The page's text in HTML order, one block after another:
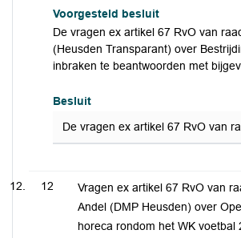
Voorgesteld besluit
De vragen ex artikel 67 RvO van
(Heusden Transparant) over
inbraken te beantwoorden met
Besluit
De vragen ex artikel 67 RvO van
12
Vragen ex artikel 67 RvO van
Andel (DMP Heusden) over
horeca rondom het WK voetbal